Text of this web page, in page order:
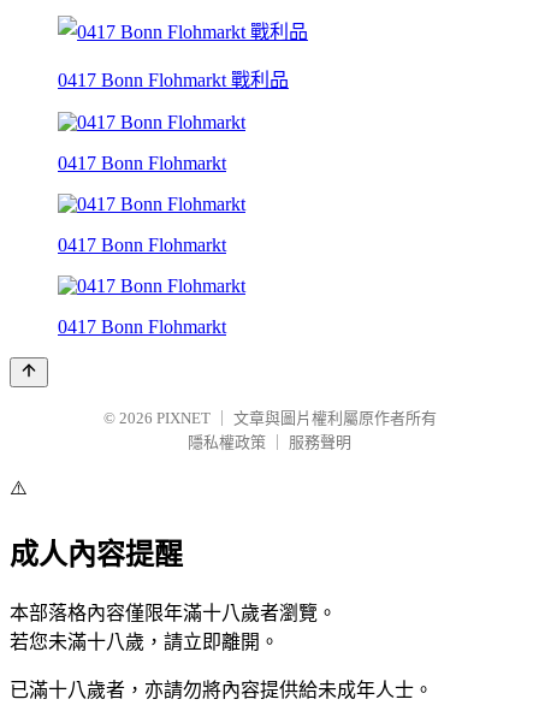
0417 Bonn Flohmarkt 戰利品
0417 Bonn Flohmarkt
0417 Bonn Flohmarkt
0417 Bonn Flohmarkt
© 2026 PIXNET
文章與圖片權利屬原作者所有
隱私權政策
服務聲明
⚠️
成人內容提醒
本部落格內容僅限年滿十八歲者瀏覽。
若您未滿十八歲，請立即離開。
已滿十八歲者，亦請勿將內容提供給未成年人士。